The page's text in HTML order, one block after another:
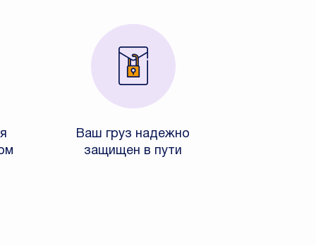
Ваш груз надежно
защищен в пути